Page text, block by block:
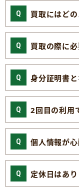
買取にはど
買取の際に
身分証明書
2回目の利用
個人情報が
定休日はあ